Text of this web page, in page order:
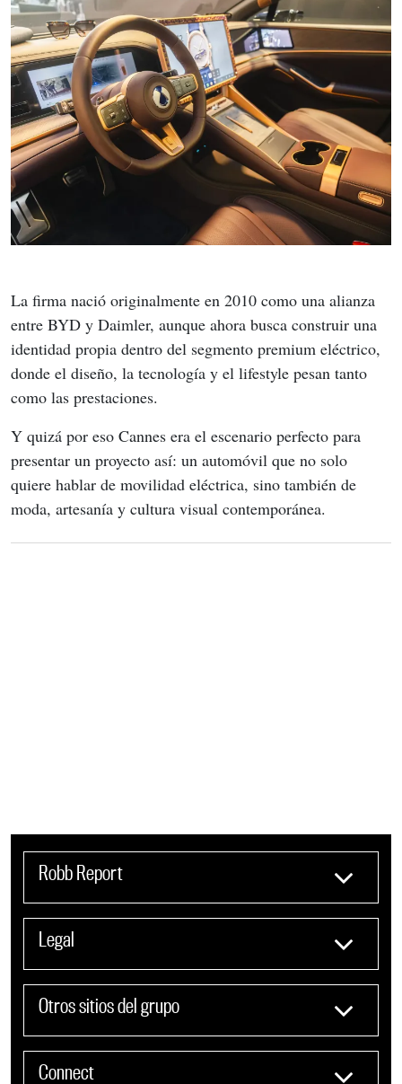
La firma nació originalmente en 2010 como una alianza
entre BYD y Daimler, aunque ahora busca construir una
identidad propia dentro del segmento premium eléctrico,
donde el diseño, la tecnología y el lifestyle pesan tanto
como las prestaciones.
Y quizá por eso Cannes era el escenario perfecto para
presentar un proyecto así: un automóvil que no solo
quiere hablar de movilidad eléctrica, sino también de
moda, artesanía y cultura visual contemporánea.
Robb Report
Legal
Otros sitios del grupo
Connect